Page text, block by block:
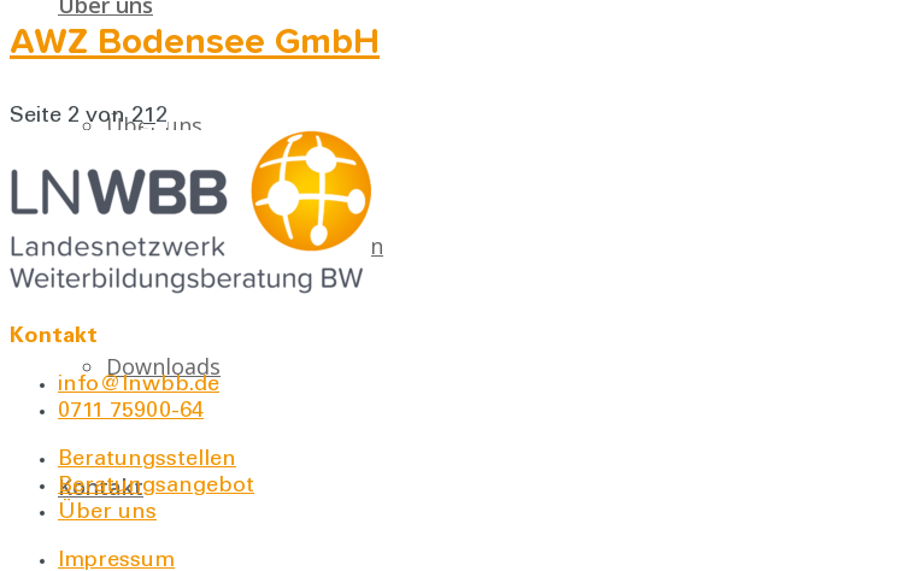
Über uns
Für Bildungseinrichtungen
Downloads
Kontakt
AWZ Bodensee GmbH
Seite 2 von 21 2
Kontakt
info@lnwbb.de
0711 75900-64
Beratungsstellen
Beratungsangebot
Über uns
Impressum